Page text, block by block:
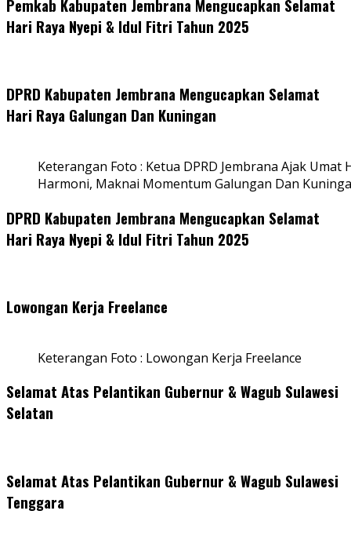
Pemkab Kabupaten Jembrana Mengucapkan Selamat
Hari Raya Nyepi & Idul Fitri Tahun 2025
DPRD Kabupaten Jembrana Mengucapkan Selamat
Hari Raya Galungan Dan Kuningan
Keterangan Foto : Ketua DPRD Jembrana Ajak
Harmoni, Maknai Momentum Galungan Dan
DPRD Kabupaten Jembrana Mengucapkan Selamat
Hari Raya Nyepi & Idul Fitri Tahun 2025
Lowongan Kerja Freelance
Keterangan Foto : Lowongan Kerja Freelance
Selamat Atas Pelantikan Gubernur & Wagub Sulawesi
Selatan
Selamat Atas Pelantikan Gubernur & Wagub Sulawesi
Tenggara